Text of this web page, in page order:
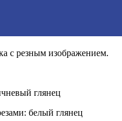
с резным изображением.
глянец
белый глянец